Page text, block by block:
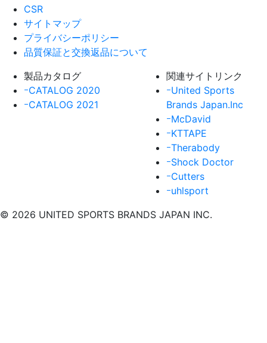
CSR
サイトマップ
プライバシーポリシー
品質保証と交換返品について
製品カタログ
ｰCATALOG 2020
ｰCATALOG 2021
関連サイトリンク
ｰUnited Sports
Brands Japan.Inc
ｰMcDavid
ｰKTTAPE
ｰTherabody
ｰShock Doctor
ｰCutters
ｰuhlsport
© 2026 UNITED SPORTS BRANDS JAPAN INC.